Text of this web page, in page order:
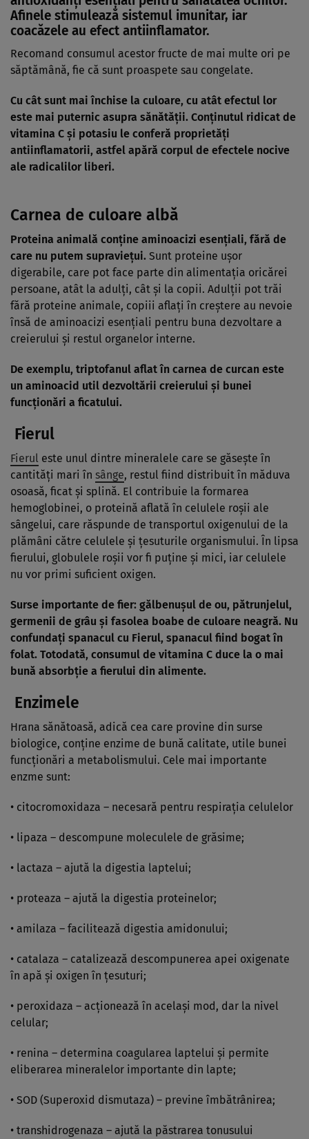
Afinele stimulează sistemul imunitar, iar
coacăzele au efect antiinflamator.
Recomand consumul acestor fructe de mai multe ori pe
săptămână, fie că sunt proaspete sau congelate.
Cu cât sunt mai închise la culoare, cu atât efectul lor
este mai puternic asupra sănătăţii. Conţinutul ridicat de
vitamina C şi potasiu le conferă proprietăţi
antiinflamatorii, astfel apără corpul de efectele nocive
ale radicalilor liberi.
Carnea de culoare albă
Proteina animală conţine aminoacizi esenţiali, fără de
care nu putem supravieţui. Sunt proteine uşor
digerabile, care pot face parte din alimentaţia oricărei
persoane, atât la adulţi, cât şi la copii. Adulţii pot trăi
fără proteine animale, copiii aflaţi în creştere au nevoie
însă de aminoacizi esenţiali pentru buna dezvoltare a
creierului şi restul organelor interne.
De exemplu, triptofanul aflat în carnea de curcan este
un aminoacid util dezvoltării creierului şi bunei
funcţionări a ficatului.
Fierul
Fierul este unul dintre mineralele care se găseşte în
cantităţi mari în sânge, restul fiind distribuit în măduva
osoasă, ficat şi splină. El contribuie la formarea
hemoglobinei, o proteină aflată în celulele roşii ale
sângelui, care răspunde de transportul oxigenului de la
plămâni către celulele şi ţesuturile organismului. În lipsa
fierului, globulele roşii vor fi puţine şi mici, iar celulele
nu vor primi suficient oxigen.
Surse importante de fier: gălbenuşul de ou, pătrunjelul,
germenii de grâu şi fasolea boabe de culoare neagră. Nu
confundaţi spanacul cu Fierul, spanacul fiind bogat în
folat. Totodată, consumul de vitamina C duce la o mai
bună absorbţie a fierului din alimente.
Enzimele
Hrana sănătoasă, adică cea care provine din surse
biologice, conţine enzime de bună calitate, utile bunei
funcţionări a metabolismului. Cele mai importante
enzme sunt:
• citocromoxidaza – necesară pentru respiraţia celulelor
• lipaza – descompune moleculele de grăsime;
• lactaza – ajută la digestia laptelui;
• proteaza – ajută la digestia proteinelor;
• amilaza – facilitează digestia amidonului;
• catalaza – catalizează descompunerea apei oxigenate
în apă şi oxigen în ţesuturi;
• peroxidaza – acţionează în acelaşi mod, dar la nivel
celular;
• renina – determina coagularea laptelui şi permite
eliberarea mineralelor importante din lapte;
• SOD (Superoxid dismutaza) – previne îmbătrânirea;
• transhidrogenaza – ajută la păstrarea tonusului